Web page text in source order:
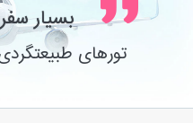
بسیار
تورهای